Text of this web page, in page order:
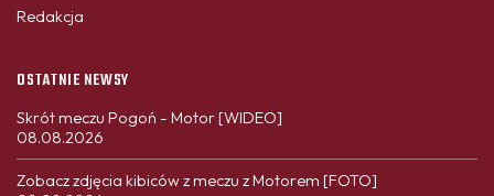
Redakcja
OSTATNIE NEWSY
Skrót meczu Pogoń - Motor [WIDEO]
08.08.2026
Zobacz zdjęcia kibiców z meczu z Motorem [FOTO]